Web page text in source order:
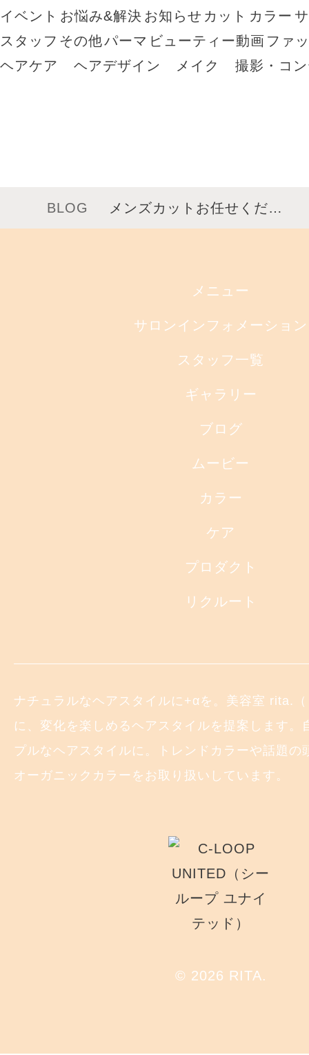
イベント お悩み&解決 お知らせ カット カラー
スタッフ その他パーマ ビューティー動画 ファ
ヘアケア
ヘアデザイン メイク 撮影・コ
BLOG メンズカットお任せくだ…
メニュー
サロンインフォメーション
スタッフ一覧
ギャラリー
ブログ
ムービー
カラー
ケア
プロダクト
リクルート
ナチュラルなヘアスタイルに+αを。美容室 rita.
に、変化を楽しめるヘアスタイルを提案します。
プルなヘアスタイルに。トレンドカラーや話題の
オーガニックカラーをお取り扱いしています。
© 2026 RITA.